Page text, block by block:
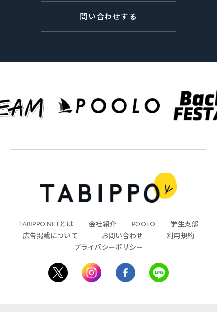
問い合わせする
TABIPPO.NETとは 会社紹介 POOLO
学生支部
広告掲載について
お問い合わせ
利用規約
プライバシーポリシー